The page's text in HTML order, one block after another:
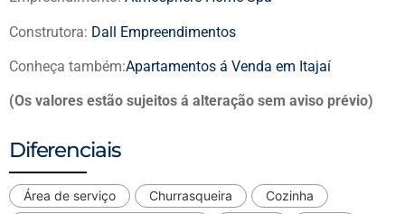
Construtora: Dall Empreendimentos
Conheça também:Apartamentos á Venda em Itajaí
(Os valores estão sujeitos á alteração sem aviso prévio)
Diferenciais
Área de serviço Churrasqueira
Cozinha